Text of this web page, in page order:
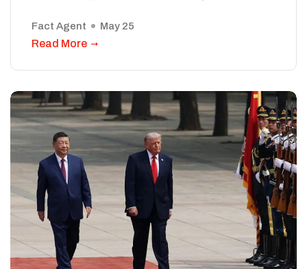
Fact Agent May 25
Read More